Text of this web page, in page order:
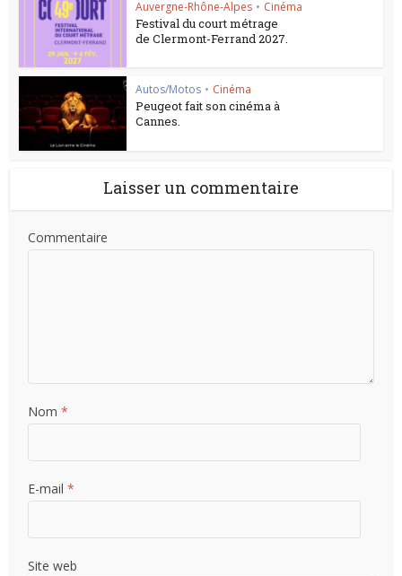
Auvergne-Rhône-Alpes • Cinéma
Festival du court métrage
de Clermont-Ferrand 2027.
Autos/Motos • Cinéma
Peugeot fait son cinéma à
Cannes.
Laisser un commentaire
Commentaire
Nom*
E-mail*
Site web